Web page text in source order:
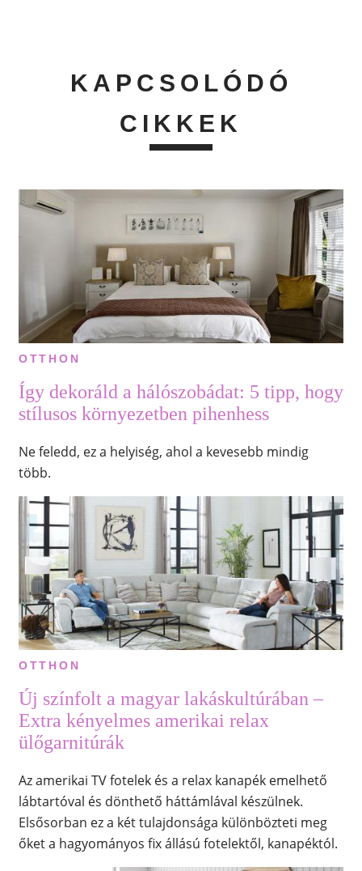
KAPCSOLÓDÓ
CIKKEK
OTTHON
Így dekoráld a hálószobádat: 5 tipp, hogy
stílusos környezetben pihenhess
Ne feledd, ez a helyiség, ahol a kevesebb mindig
több.
OTTHON
Új színfolt a magyar lakáskultúrában –
Extra kényelmes amerikai relax
ülőgarnitúrák
Az amerikai TV fotelek és a relax kanapék emelhető
lábtartóval és dönthető háttámlával készülnek.
Elsősorban ez a két tulajdonsága különbözteti meg
őket a hagyományos fix állású fotelektől, kanapéktól.